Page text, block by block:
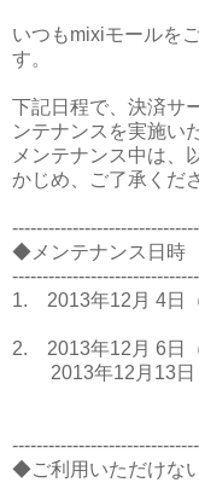
いつもmixiモールを
す。
下記日程で、決済サ
ンテナンスを実施い
メンテナンス中は、
かじめ、ご了承くだ
◆メンテナンス日時
1. 2013年12月 4日
2. 2013年12月 6日
2013年12月13日
◆ご利用いただけな